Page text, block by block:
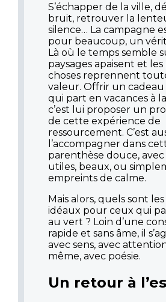
S’échapper de la ville,
bruit, retrouver la
silence… La campagne
pour beaucoup, un
Là où le temps semble
paysages apaisent et
choses reprennent
valeur. Offrir un cadeau
qui part en vacances à
c’est lui proposer un
de cette expérience de
ressourcement. C’est
l’accompagner dans
parenthèse douce,
utiles, beaux, ou
empreints de calme.
Mais alors, quels sont
idéaux pour ceux qui
au vert ? Loin d’une
rapide et sans âme, il
avec sens, avec
même, avec poésie.
Un retour à